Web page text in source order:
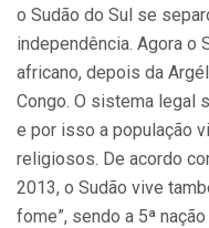
o Sudão do Sul se
independência. Agora o
africano, depois da
Congo. O sistema legal
e por isso a população
religiosos. De acordo
2013, o Sudão vive
fome”, sendo a 5ª